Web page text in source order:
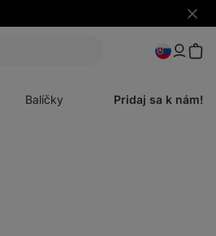
Skryť
Balíčky Pridaj sa k nám!